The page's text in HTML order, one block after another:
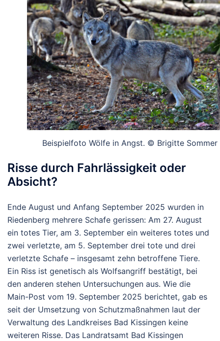
Beispielfoto Wölfe in Angst. © Brigitte Sommer
Risse durch Fahrlässigkeit oder
Absicht?
Ende August und Anfang September 2025 wurden in
Riedenberg mehrere Schafe gerissen: Am 27. August
ein totes Tier, am 3. September ein weiteres totes und
zwei verletzte, am 5. September drei tote und drei
verletzte Schafe – insgesamt zehn betroffene Tiere.
Ein Riss ist genetisch als Wolfsangriff bestätigt, bei
den anderen stehen Untersuchungen aus. Wie die
Main-Post vom 19. September 2025 berichtet, gab es
seit der Umsetzung von Schutzmaßnahmen laut der
Verwaltung des Landkreises Bad Kissingen keine
weiteren Risse. Das Landratsamt Bad Kissingen